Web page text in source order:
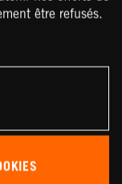
être refusés.